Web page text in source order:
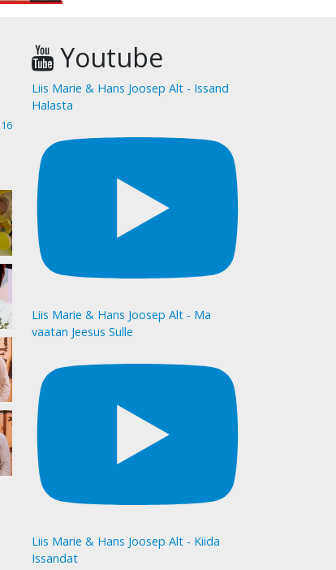
16
Youtube
Liis Marie & Hans Joosep Alt - Issand
Halasta
Liis Marie & Hans Joosep Alt - Ma
vaatan Jeesus Sulle
Liis Marie & Hans Joosep Alt - Kiida
Issandat